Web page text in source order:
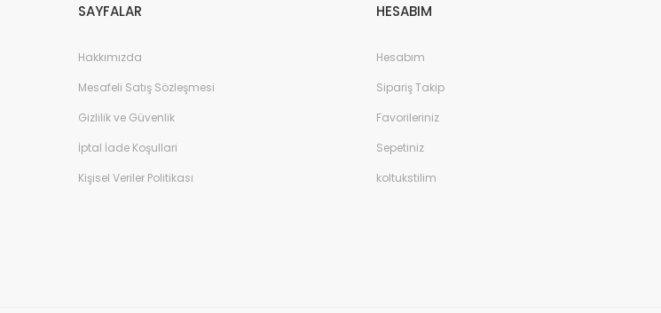
SAYFALAR
Hakkımızda
Mesafeli Satış Sözleşmesi
Gizlilik ve Güvenlik
İptal İade Koşullari
Kişisel Veriler Politikası
HESABIM
Hesabım
Sipariş Takip
Favorileriniz
Sepetiniz
koltukstilim